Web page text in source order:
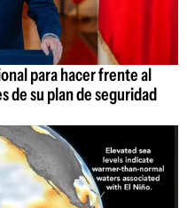
para hacer frente al
de su plan de seguridad